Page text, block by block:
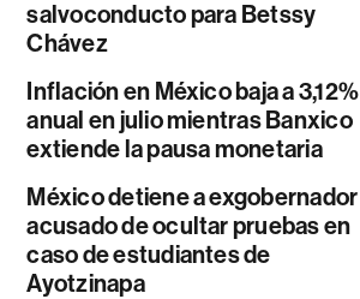
salvoconducto para Betssy
Chávez
Inflación en México baja a 3,12%
anual en julio mientras Banxico
extiende la pausa monetaria
México detiene a exgobernador
acusado de ocultar pruebas en
caso de estudiantes de
Ayotzinapa